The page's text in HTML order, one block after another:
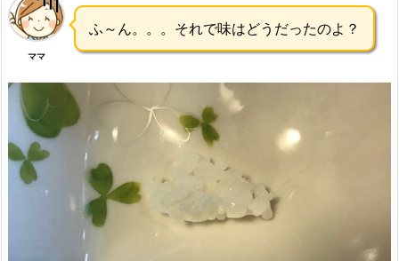
ママ
ふ～ん。。。それで味はどうだったのよ？